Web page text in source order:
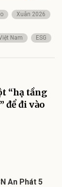
Xuân 2026
Nam
ESG
“hạ tầng
để đi vào
An Phát 5